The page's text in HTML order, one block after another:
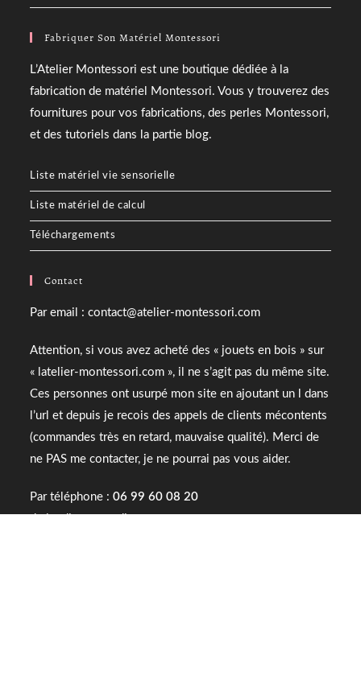
Fabriquer Son Matériel Montessori
L’Atelier Montessori est une boutique dédiée à la
fabrication de matériel Montessori. Vous y trouverez des
fournitures pour vos fabrications, des perles Montessori,
et des tutoriels dans la partie blog.
Liste matériel vie sensorielle
Liste matériel de calcul
Téléchargements
Contact
Par email : contact@atelier-montessori.com
Attention, si vous avez acheté des « jouets en bois » sur
« latelier-montessori.com », il ne s’agit pas du même site.
Ces personnes ont usurpé mon site en ajoutant un l dans
l’url et depuis je recois des appels de clients mécontents
(commandes très en retard, mauvaise qualité). Merci de
ne PAS me contacter, je ne pourrai pas vous aider.
Par téléphone :06 99 60 08 20